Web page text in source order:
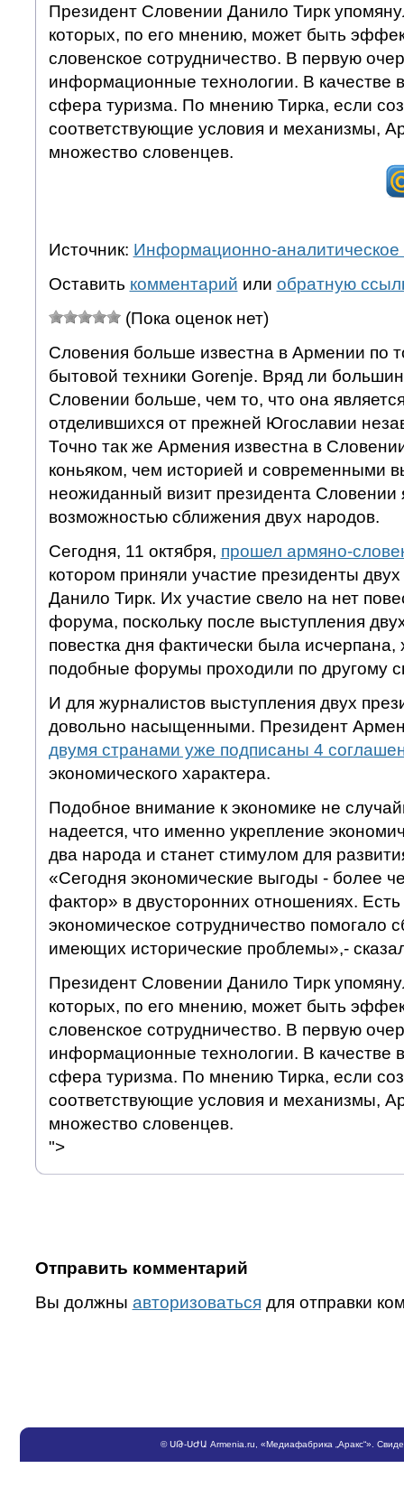
Президент Словении Данило Тирк
которых, по его мнению, может быть
словенское сотрудничество. В первую
информационные технологии. В качестве
сфера туризма. По мнению Тирка, если
соответствующие условия и механизмы,
множество словенцев.
Источник: Информационно-аналитическое
Оставить комментарий или обратную
(Пока оценок нет)
Словения больше известна в Армении по
бытовой техники Gorenje. Вряд ли
Словении больше, чем то, что она
отделившихся от прежней Югославии
Точно так же Армения известна в
коньяком, чем историей и современными
неожиданный визит президента Словении
возможностью сближения двух народов.
Сегодня, 11 октября, прошел армяно-
котором приняли участие президенты
Данило Тирк. Их участие свело на нет
форума, поскольку после выступления
повестка дня фактически была исчерпана,
подобные форумы проходили по другому
И для журналистов выступления двух
довольно насыщенными. Президент
двумя странами уже подписаны 4
экономического характера.
Подобное внимание к экономике не
надеется, что именно укрепление
два народа и станет стимулом для
«Сегодня экономические выгоды - более
фактор» в двусторонних отношениях. Есть
экономическое сотрудничество помогало
имеющих исторические проблемы»,-
Президент Словении Данило Тирк
которых, по его мнению, может быть
словенское сотрудничество. В первую
информационные технологии. В качестве
сфера туризма. По мнению Тирка, если
соответствующие условия и механизмы,
множество словенцев.
">
Отправить комментарий
Вы должны авторизоваться для отправки
©ՍԹ-ՍԺԱ Armenia.ru , «Медиафабрика „Аракс“».